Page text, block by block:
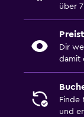
über
Dir
damit
Finde
und